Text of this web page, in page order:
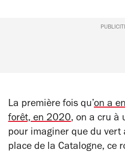
La première fois qu’on a
forêt, en 2020, on a cru à
pour imaginer que du
place de la Catalogne, ce